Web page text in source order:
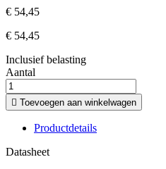
€ 54,45
€ 54,45
Inclusief belasting
Aantal
 Toevoegen aan winkelwagen
Productdetails
Datasheet